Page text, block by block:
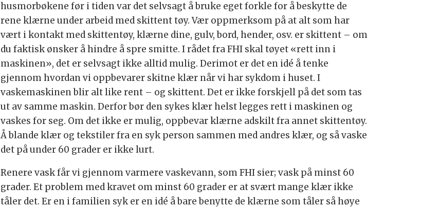
husmorbøkene før i tiden var det selvsagt å bruke eget forkle for å beskytte de
rene klærne under arbeid med skittent tøy. Vær oppmerksom på at alt som har
vært i kontakt med skittentøy, klærne dine, gulv, bord, hender, osv. er skittent – om
du faktisk ønsker å hindre å spre smitte. I rådet fra FHI skal tøyet «rett inn i
maskinen», det er selvsagt ikke alltid mulig. Derimot er det en idé å tenke
gjennom hvordan vi oppbevarer skitne klær når vi har sykdom i huset. I
vaskemaskinen blir alt like rent – og skittent. Det er ikke forskjell på det som tas
ut av samme maskin. Derfor bør den sykes klær helst legges rett i maskinen og
vaskes for seg. Om det ikke er mulig, oppbevar klærne adskilt fra annet skittentøy.
Å blande klær og tekstiler fra en syk person sammen med andres klær, og så vaske
det på under 60 grader er ikke lurt.
Renere vask får vi gjennom varmere vaskevann, som FHI sier; vask på minst 60
grader. Et problem med kravet om minst 60 grader er at svært mange klær ikke
tåler det. Er en i familien syk er en idé å bare benytte de klærne som tåler så høye